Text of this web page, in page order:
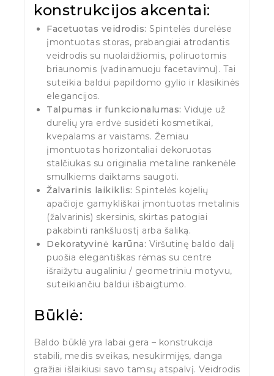
konstrukcijos akcentai:
Facetuotas veidrodis: Spintelės durelėse
įmontuotas storas, prabangiai atrodantis
veidrodis su nuolaidžiomis, poliruotomis
briaunomis (vadinamuoju facetavimu). Tai
suteikia baldui papildomo gylio ir klasikinės
elegancijos.
Talpumas ir funkcionalumas: Viduje už
durelių yra erdvė susidėti kosmetikai,
kvepalams ar vaistams. Žemiau
įmontuotas horizontaliai dekoruotas
stalčiukas su originalia metaline rankenėle
smulkiems daiktams saugoti.
Žalvarinis laikiklis: Spintelės kojelių
apačioje gamykliškai įmontuotas metalinis
(žalvarinis) skersinis, skirtas patogiai
pakabinti rankšluostį arba šaliką.
Dekoratyvinė karūna: Viršutinę baldo dalį
puošia elegantiškas rėmas su centre
išraižytu augaliniu / geometriniu motyvu,
suteikiančiu baldui išbaigtumo.
Būklė:
Baldo būklė yra labai gera – konstrukcija
stabili, medis sveikas, nesukirmijęs, danga
gražiai išlaikiusi savo tamsų atspalvį. Veidrodis